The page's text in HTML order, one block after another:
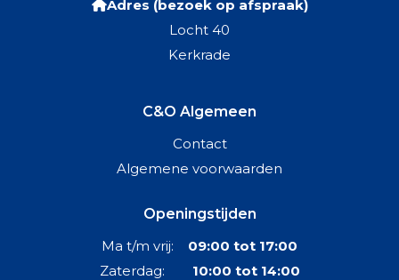
Adres (bezoek op afspraak)
Locht 40
Kerkrade
C&O Algemeen
Contact
Algemene voorwaarden
Openingstijden
Ma t/m vrij: 09:00 tot 17:00
Zaterdag: 10:00 tot 14:00